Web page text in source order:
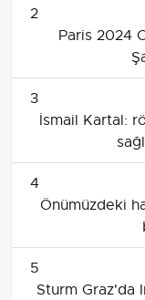
2
Paris 2024
3
İsmail Kartal:
4
Önümüzdeki
5
Sturm Graz'da